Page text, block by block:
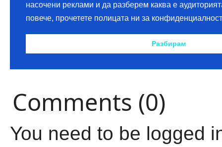
Comments (0)
You need to be logged